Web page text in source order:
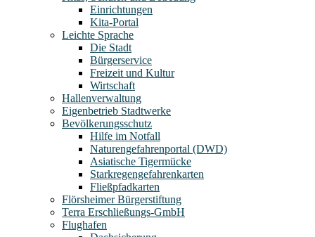
Einrichtungen
Kita-Portal
Leichte Sprache
Die Stadt
Bürgerservice
Freizeit und Kultur
Wirtschaft
Hallenverwaltung
Eigenbetrieb Stadtwerke
Bevölkerungsschutz
Hilfe im Notfall
Naturengefahrenportal (DWD)
Asiatische Tigermücke
Starkregengefahrenkarten
Fließpfadkarten
Flörsheimer Bürgerstiftung
Terra Erschließungs-GmbH
Flughafen